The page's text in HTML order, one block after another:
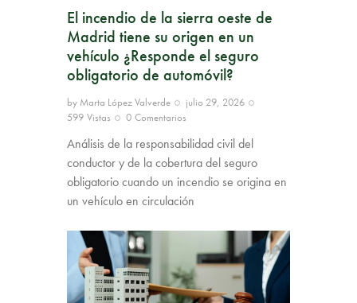
El incendio de la sierra oeste de
Madrid tiene su origen en un
vehículo ¿Responde el seguro
obligatorio de automóvil?
by Marta López Valverde
julio 29, 2026
599 Vistas 0 Comentarios
Análisis de la responsabilidad civil del
conductor y de la cobertura del seguro
obligatorio cuando un incendio se origina en
un vehículo en circulación